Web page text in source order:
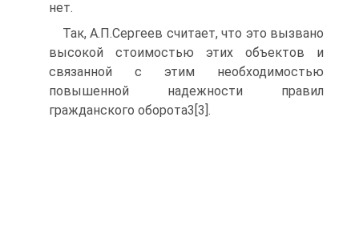
нет.
Так, А.П.Сергеев считает, что это вызвано
высокой стоимостью этих объектов и
связанной с этим необходимостью
повышенной надежности правил
гражданского оборота3[3].